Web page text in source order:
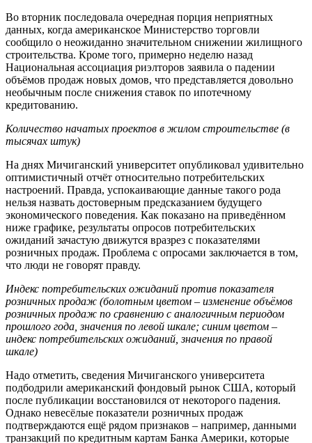
Во вторник последовала очередная порция неприятных
данных, когда американское Министерство торговли
сообщило о неожиданно значительном снижении жилищного
строительства. Кроме того, примерно неделю назад
Национальная ассоциация риэлторов заявила о падении
объёмов продаж новых домов, что представляется довольно
необычным после снижения ставок по ипотечному
кредитованию.
Количество начатых проектов в жилом строительстве (в
тысячах штук)
На днях Мичиганский университет опубликовал удивительно
оптимистичный отчёт относительно потребительских
настроений. Правда, успокаивающие данные такого рода
нельзя назвать достоверным предсказанием будущего
экономического поведения. Как показано на приведённом
ниже графике, результаты опросов потребительских
ожиданий зачастую движутся вразрез с показателями
розничных продаж. Проблема с опросами заключается в том,
что люди не говорят правду.
Индекс потребительских ожиданий против показателя
розничных продаж (болотным цветом – изменение объёмов
розничных продаж по сравнению с аналогичным периодом
прошлого года, значения по левой шкале; синим цветом –
индекс потребительских ожиданий, значения по правой
шкале)
Надо отметить, сведения Мичиганского университета
подбодрили американский фондовый рынок США, который
после публикации восстановился от некоторого падения.
Однако невесёлые показатели розничных продаж
подтверждаются ещё рядом признаков – например, данными
транзакций по кредитным картам Банка Америки, которые